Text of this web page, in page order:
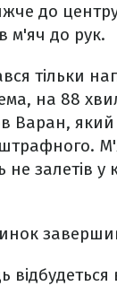
до
м'яч до рук.
тільки
на 88
Варан,
не залетів у